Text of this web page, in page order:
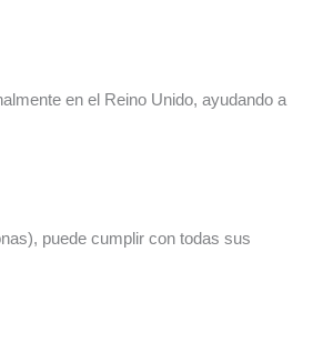
en el Reino Unido, ayudando a
puede cumplir con todas sus